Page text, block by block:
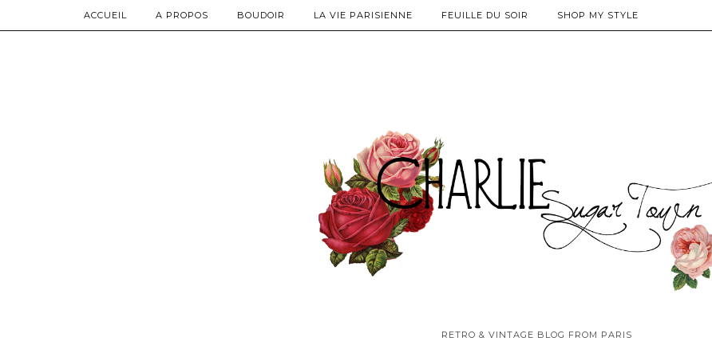
RETRO & VINTAGE BLOG FROM PARIS
ACCUEIL A PROPOS BOUDOIR LA VIE PARISIENNE FEUILLE DU SOIR SHOP MY STYLE